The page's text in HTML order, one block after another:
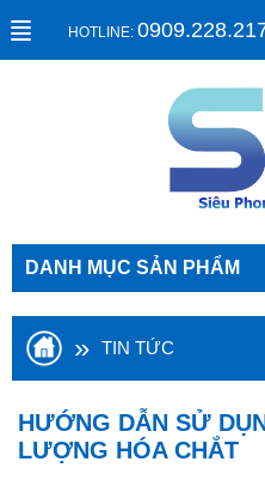
HOTLINE:
DANH MỤC SẢN PHẨM
» TIN TỨC
HƯỚNG DẪN SỬ
LƯỢNG HÓA CHẮT